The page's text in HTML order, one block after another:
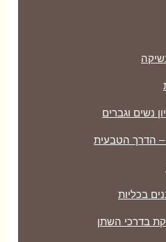
נשים וגברים
– הדרך הטבעית
בכליות
בדרכי השתן